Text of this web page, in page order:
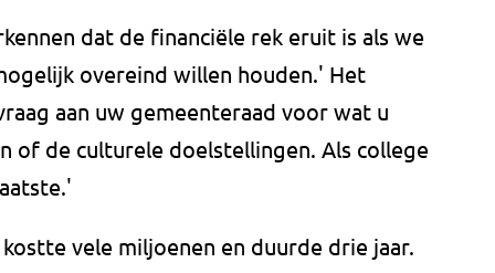
dat de financiële rek eruit is als we
overeind willen houden.' Het
aan uw gemeenteraad voor wat u
of de culturele doelstellingen. Als college
vele miljoenen en duurde drie jaar.